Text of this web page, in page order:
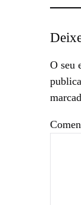
O seu